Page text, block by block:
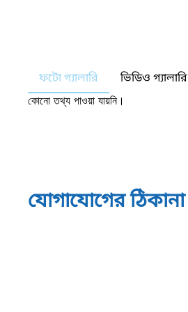
ফটো গ্যালারি ভিডিও গ্যালারি
কোনো তথ্য পাওয়া যায়নি।
যোগাযোগের ঠিকানা